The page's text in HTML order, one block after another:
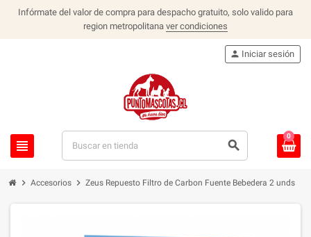
Infórmate del valor de compra para despacho gratuito, solo valido para
region metropolitana ver condiciones
view_headline search
person Iniciar sesión
0
chevron_right Accesorios chevron_right Zeus Repuesto Filtro de Carbon Fuente Bebedera 2 unds